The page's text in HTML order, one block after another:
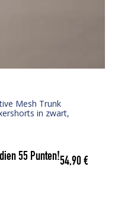
Mesh Trunk
in zwart,
55 Punten!54,90€